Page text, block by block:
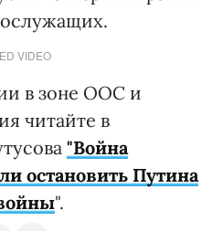
VIDEO
в зоне ООС и
читайте в
"Война
остановить Путина
".